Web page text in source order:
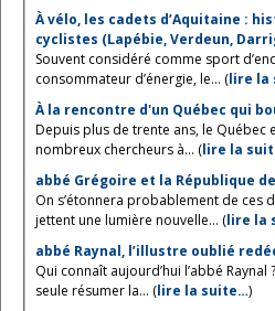
À vélo, les cadets d’Aquitaine :
cyclistes (Lapébie, Verdeun,
Souvent considéré comme sport
consommateur d’énergie, le... (lire la
À la rencontre d'un Québec qui
Depuis plus de trente ans, le Québec
nombreux chercheurs à... (lire la
abbé Grégoire et la République
On s’étonnera probablement de ces
jettent une lumière nouvelle... (lire la
Qui connaît aujourd’hui l’abbé
seule résumer la... (lire la suite…)